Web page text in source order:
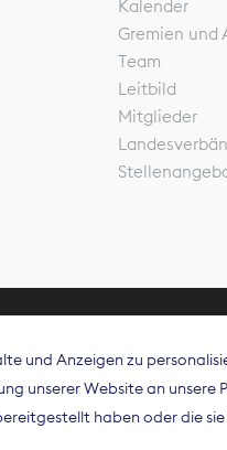
Kalender
Gremien und
Team
Leitbild
Mitglieder
Der
und Anzeigen zu
unserer Website an
haben oder die